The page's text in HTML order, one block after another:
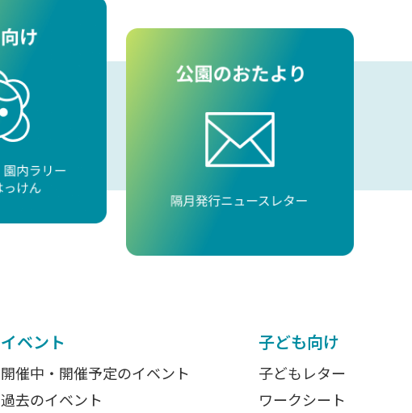
イベント
開催中・開催予定のイベント
過去のイベント
子ども向け
子どもレター
ワークシート